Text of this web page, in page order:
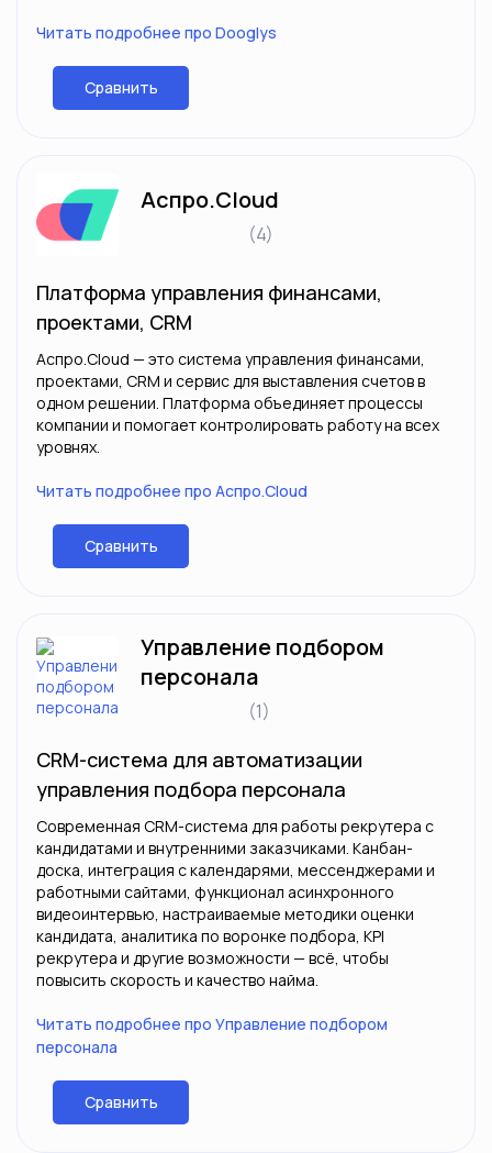
Читать подробнее про Dooglys
Сравнить
Аспро.Cloud
(4)
Платформа управления финансами,
проектами, CRM
Аспро.Cloud — это система управления финансами,
проектами, CRM и сервис для выставления счетов в
одном решении. Платформа объединяет процессы
компании и помогает контролировать работу на всех
уровнях.
Читать подробнее про Аспро.Cloud
Сравнить
Управление подбором
персонала
(1)
CRM-система для автоматизации
управления подбора персонала
Современная CRM-система для работы рекрутера с
кандидатами и внутренними заказчиками. Канбан-
доска, интеграция с календарями, мессенджерами и
работными сайтами, функционал асинхронного
видеоинтервью, настраиваемые методики оценки
кандидата, аналитика по воронке подбора, KPI
рекрутера и другие возможности — всё, чтобы
повысить скорость и качество найма.
Читать подробнее про Управление подбором
персонала
Сравнить